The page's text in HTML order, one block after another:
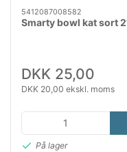
5412087008582
Smarty bowl kat sort
DKK 25,00
DKK 20,00 ekskl. moms
På lager